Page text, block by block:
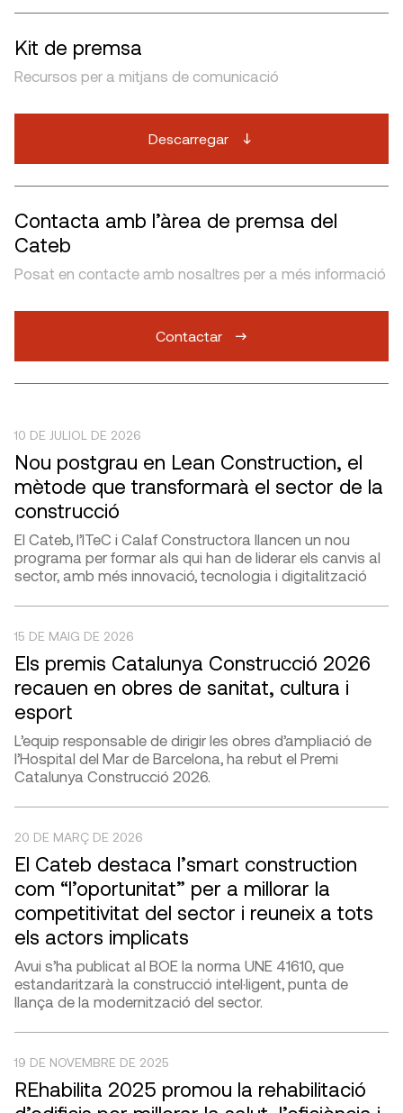
10 DE JULIOL DE 2026
Nou postgrau en Lean Construction, el
mètode que transformarà el sector de la
construcció
El Cateb, l’ITeC i Calaf Constructora llancen un nou
programa per formar als qui han de liderar els canvis al
sector, amb més innovació, tecnologia i digitalització
15 DE MAIG DE 2026
Els premis Catalunya Construcció 2026
recauen en obres de sanitat, cultura i
esport
L’equip responsable de dirigir les obres d’ampliació de
l’Hospital del Mar de Barcelona, ha rebut el Premi
Catalunya Construcció 2026.
20 DE MARÇ DE 2026
El Cateb destaca l’smart construction
com “l’oportunitat” per a millorar la
competitivitat del sector i reuneix a tots
els actors implicats
Avui s’ha publicat al BOE la norma UNE 41610, que
estandaritzarà la construcció intel·ligent, punta de
llança de la modernització del sector.
19 DE NOVEMBRE DE 2025
REhabilita 2025 promou la rehabilitació
Kit de premsa
Recursos per a mitjans de comunicació
Descarregar
Contacta amb l’àrea de premsa del
Cateb
Posat en contacte amb nosaltres per a més informació
Contactar